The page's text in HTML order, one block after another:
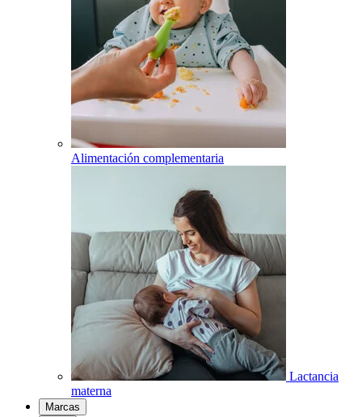
Alimentación complementaria
Lactancia
materna
Marcas